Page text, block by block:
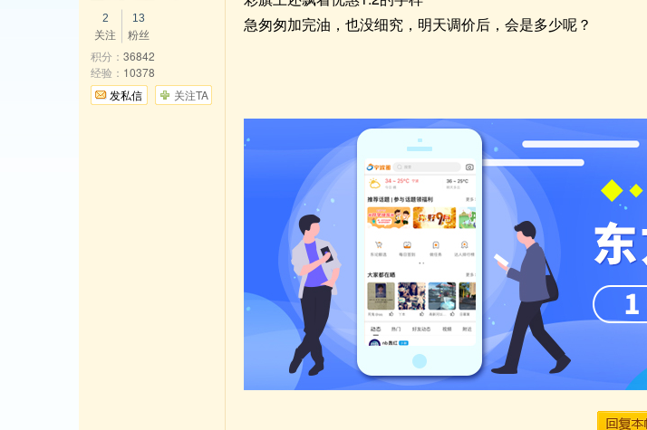
急匆匆加完油，也没细究，明天调价后，会是多少呢？
2
关注
13
粉丝
积分： 36842
经验： 10378
发私信
关注TA